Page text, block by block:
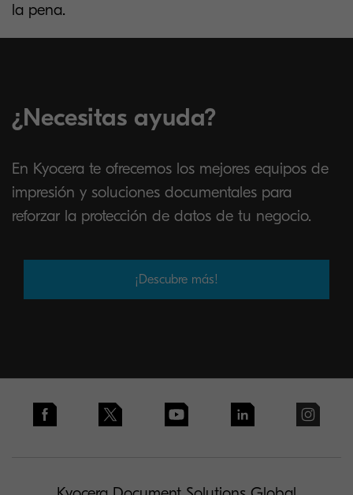
la pena.
¿Necesitas ayuda?
En Kyocera te ofrecemos los mejores equipos de
impresión y soluciones documentales para
reforzar la protección de datos de tu negocio.
¡Descubre más!